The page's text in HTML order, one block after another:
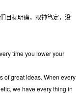
目标明确，眼神笃定，没
time you lower your
of great ideas. When every
we have every thing in